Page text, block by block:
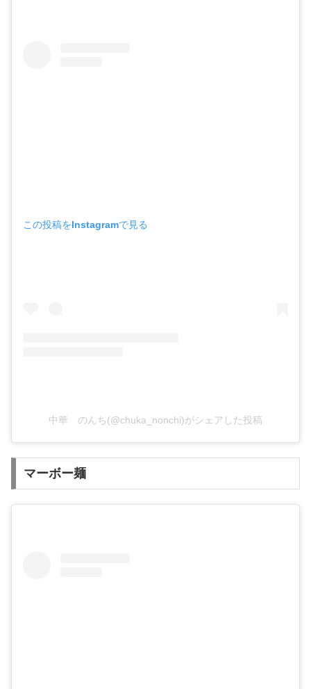
この投稿をInstagramで見る
中華 のんち(@chuka_nonchi)がシェアした投稿
マーボー麺